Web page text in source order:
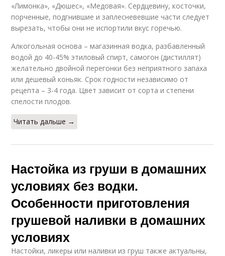
«Лимонка», «Дюшес», «Медовая». Сердцевину, косточки,
порченные, подгнившие и заплесневевшие части следует
вырезать, чтобы они не испортили вкус горечью.
Алкогольная основа – магазинная водка, разбавленный
водой до 40-45% этиловый спирт, самогон (дистиллят)
желательно двойной перегонки без неприятного запаха
или дешевый коньяк. Срок годности независимо от
рецепта – 3-4 года. Цвет зависит от сорта и степени
спелости плодов.
Читать дальше →
Настойка из груши в домашних
условиях без водки.
Особенности приготовления
грушевой наливки в домашних
условиях
Настойки, ликеры или наливки из груш также актуальны,